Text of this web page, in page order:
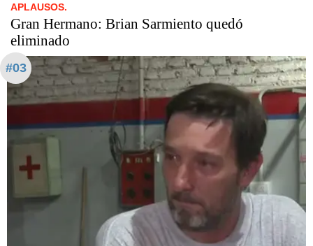
APLAUSOS.
Gran Hermano: Brian Sarmiento quedó
eliminado
#03